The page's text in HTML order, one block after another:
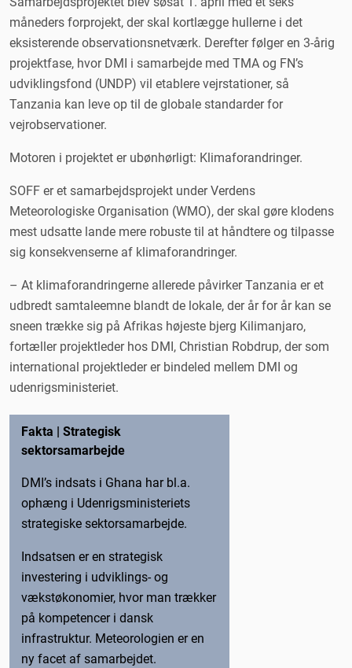
måneders forprojekt, der skal kortlægge hullerne i det
eksisterende observationsnetværk. Derefter følger en 3-årig
projektfase, hvor DMI i samarbejde med TMA og FN’s
udviklingsfond (UNDP) vil etablere vejrstationer, så
Tanzania kan leve op til de globale standarder for
vejrobservationer.
Motoren i projektet er ubønhørligt: Klimaforandringer.
SOFF er et samarbejdsprojekt under Verdens
Meteorologiske Organisation (WMO), der skal gøre klodens
mest udsatte lande mere robuste til at håndtere og tilpasse
sig konsekvenserne af klimaforandringer.
– At klimaforandringerne allerede påvirker Tanzania er et
udbredt samtaleemne blandt de lokale, der år for år kan se
sneen trække sig på Afrikas højeste bjerg Kilimanjaro,
fortæller projektleder hos DMI, Christian Robdrup, der som
international projektleder er bindeled mellem DMI og
udenrigsministeriet.
Fakta | Strategisk
sektorsamarbejde
DMI’s indsats i Ghana har bl.a.
ophæng i Udenrigsministeriets
strategiske sektorsamarbejde.
Indsatsen er en strategisk
investering i udviklings- og
vækstøkonomier, hvor man trækker
på kompetencer i dansk
infrastruktur. Meteorologien er en
ny facet af samarbejdet.